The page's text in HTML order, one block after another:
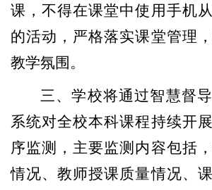
课，不得在课堂中使用手机
的活动，严格落实课堂管理
教学氛围。
三、学校将通过智慧督
系统对全校本科课程持续开
序监测，主要监测内容包括
情况、教师授课质量情况、